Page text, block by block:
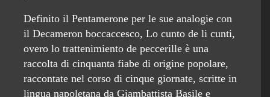
Definito il Pentamerone per le sue analogie con
il Decameron boccaccesco, Lo cunto de li cunti,
overo lo trattenimiento de peccerille è una
raccolta di cinquanta fiabe di origine popolare,
raccontate nel corso di cinque giornate, scritte in
lingua napoletana da Giambattista Basile e